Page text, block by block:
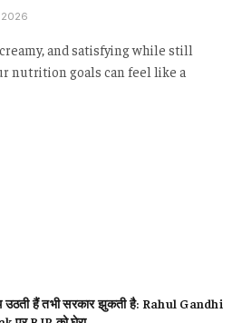
2026
and satisfying while still
nutrition goals can feel like a
हैं तभी सरकार झुकती है: Rahul Gandhi